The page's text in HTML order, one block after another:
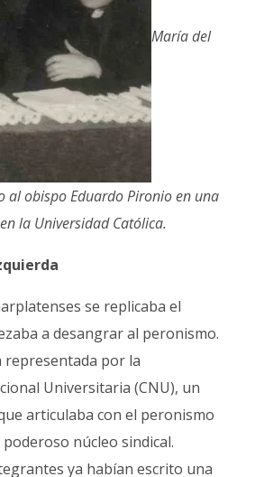
María del
al obispo Eduardo Pironio en una
la Universidad Católica.
se replicaba el
a desangrar al peronismo.
representada por la
Universitaria (CNU), un
articulaba con el peronismo
núcleo sindical.
ya habían escrito una